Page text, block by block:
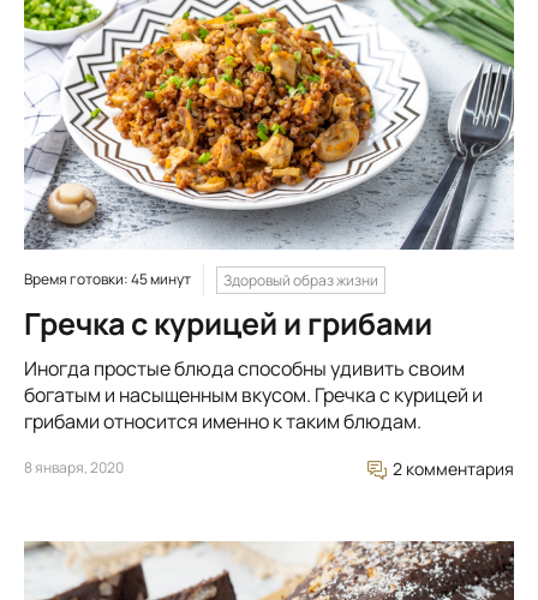
Время готовки: 45 минут Здоровый образ жизни
Гречка с курицей и грибами
Иногда простые блюда способны удивить своим
богатым и насыщенным вкусом. Гречка с курицей и
грибами относится именно к таким блюдам.
8 января, 2020 2 комментария